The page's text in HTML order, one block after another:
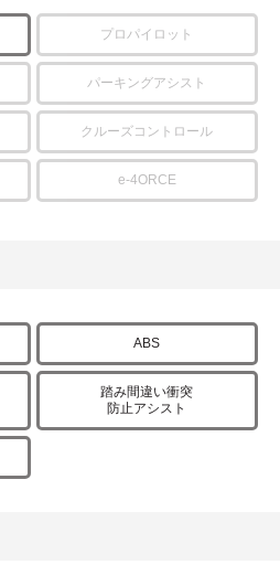
プロパイロット
パーキングアシスト
クルーズコントロール
e-4ORCE
ABS
踏み間違い衝突
防止アシスト